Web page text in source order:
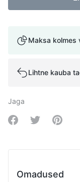
Maksa kolmes
Lihtne kauba
Jaga
Share onShare onShare
Omadused